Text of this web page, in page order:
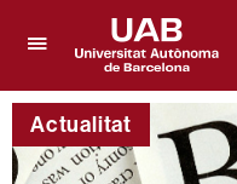
per
desplegar
el
menú
Universitat
Autònoma
de
Barcelona
Actualitat